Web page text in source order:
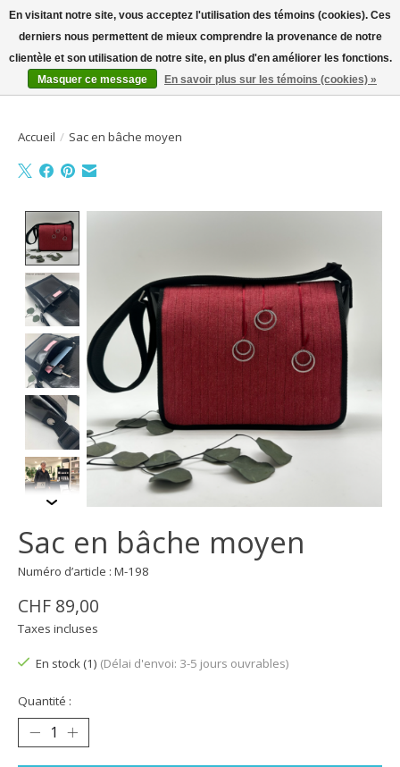
Bienvenue sur la boutique en ligne
Liste dePanier
Accueil / Sac en bâche moyen
Sac en bâche moyen
Numéro d’article : M-198
CHF 89,00
Taxes incluses
En stock (1) (Délai d'envoi: 3-5 jours ouvrables)
Quantité :
En visitant notre site, vous acceptez l'utilisation des témoins (cookies). Ces
derniers nous permettent de mieux comprendre la provenance de notre
clientèle et son utilisation de notre site, en plus d'en améliorer les fonctions.
Masquer ce message
En savoir plus sur les témoins (cookies) »